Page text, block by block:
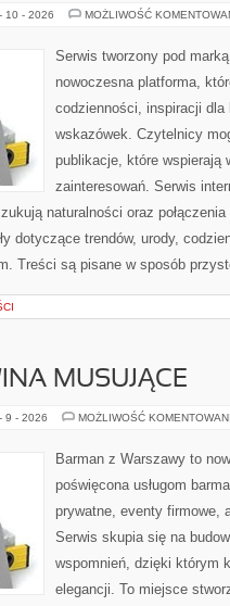
10 - 2026 MOŻLIWOŚĆ
Serwis tworzony pod
nowoczesna platforma,
codzienności, inspiracji
wskazówek. Czytelnicy
publikacje, które wspierają
zainteresowań. Serwis
naturalności oraz
dotyczące trendów, urody,
Treści są pisane w sposób
MUSUJĄCE
9 - 2026 MOŻLIWOŚĆ
Barman z Warszawy to
poświęcona usługom
prywatne, eventy firmowe,
Serwis skupia się na
wspomnień, dzięki którym
elegancji. To miejsce